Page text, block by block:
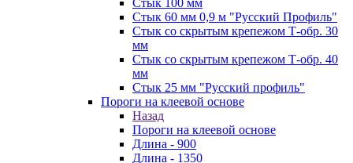
Стык 100 мм
Стык 60 мм 0,9 м "Русский Профиль"
Стык со скрытым крепежом Т-обр. 30
мм
Стык со скрытым крепежом Т-обр. 40
мм
Стык 25 мм "Русский профиль"
Пороги на клеевой основе
Назад
Пороги на клеевой основе
Длина - 900
Длина - 1350